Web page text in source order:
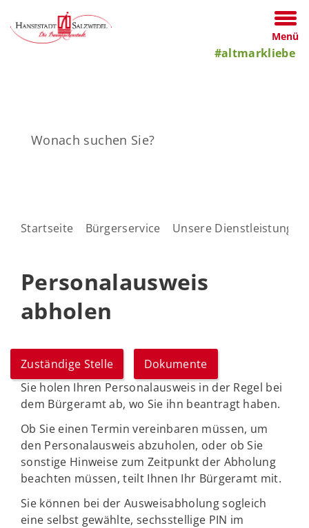
Menü
#altmarkliebe
Startseite Bürgerservice Unsere Dienstleistungen
Personalausweis
abholen
Zuständige Stelle
Dokumente
Sie holen Ihren Personalausweis in der Regel bei
dem Bürgeramt ab, wo Sie ihn beantragt haben.
Ob Sie einen Termin vereinbaren müssen, um
den Personalausweis abzuholen, oder ob Sie
sonstige Hinweise zum Zeitpunkt der Abholung
beachten müssen, teilt Ihnen Ihr Bürgeramt mit.
Sie können bei der Ausweisabholung sogleich
eine selbst gewählte, sechsstellige PIN im